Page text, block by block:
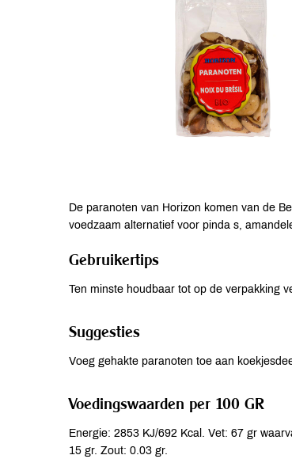
De paranoten van Horizon komen van de
voedzaam alternatief voor pinda s,
Gebruikertips
Ten minste houdbaar tot op de verpakking
Suggesties
Voeg gehakte paranoten toe aan
Voedingswaarden per 100 GR
Energie: 2853 KJ/692 Kcal. Vet: 67 gr
15 gr. Zout: 0.03 gr.